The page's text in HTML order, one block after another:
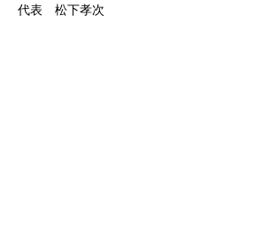
代表 松下孝次